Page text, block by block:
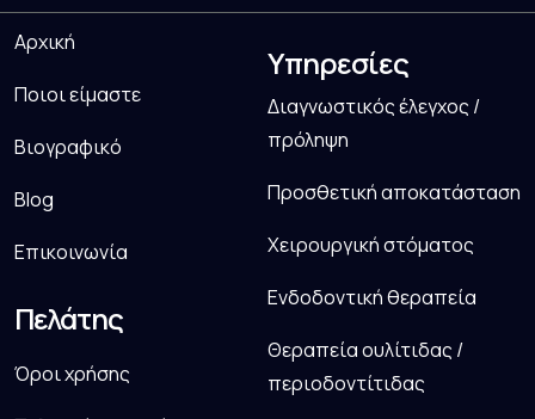
Αρχική
Ποιοι είμαστε
Βιογραφικό
Blog
Επικοινωνία
Πελάτης
Όροι χρήσης
Υπηρεσίες
Διαγνωστικός έλεγχος /
πρόληψη
Προσθετική αποκατάσταση
Χειρουργική στόματος
Ενδοδοντική θεραπεία
Θεραπεία ουλίτιδας /
περιοδοντίτιδας